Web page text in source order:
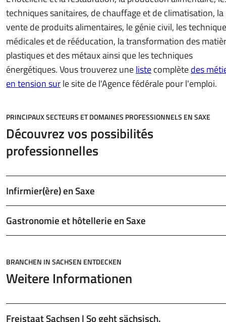
techniques sanitaires, de chauffage et de climatisation, la
vente de produits alimentaires, le génie civil, les
médicales et de rééducation, la transformation des
plastiques et des métaux ainsi que les techniques
énergétiques. Vous trouverez unelistecomplètedes
en tension surle site de l'Agence fédérale pour l'emploi.
PRINCIPAUX SECTEURS ET DOMAINES PROFESSIONNELS EN SAXE
Découvrez vos possibilités
professionnelles
Infirmier(ère) en Saxe
Gastronomie et hôtellerie en Saxe
BRANCHEN IN SACHSEN ENTDECKEN
Weitere Informationen
Freistaat Sachsen | So geht sächsisch.